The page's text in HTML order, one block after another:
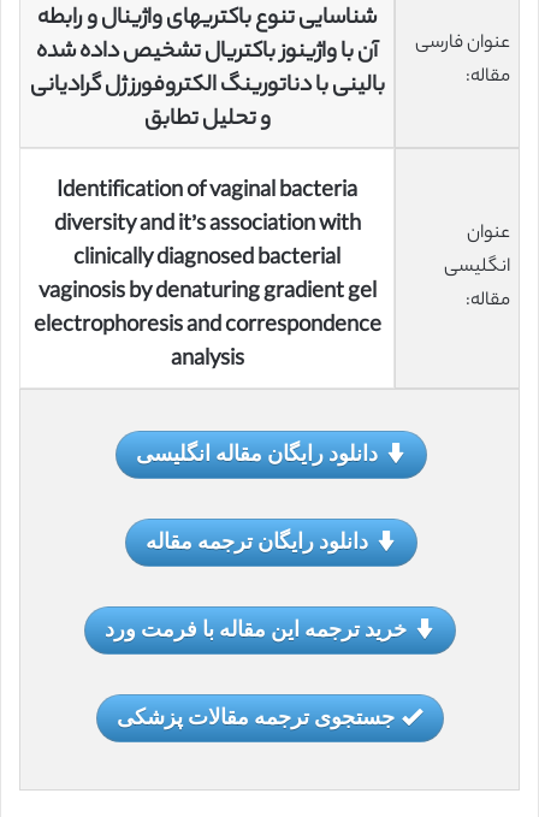
عنوان فارسی
مقاله:
شناسایی تنوع باکتریهای واژینال و رابطه
آن با واژینوز باکتریال تشخیص داده شده
بالینی با دناتورینگ الکتروفورز ژل گرادیانی
و تحلیل تطابق
عنوان
انگلیسی
مقاله:
Identification of vaginal bacteria
diversity and it’s association with
clinically diagnosed bacterial
vaginosis by denaturing gradient gel
electrophoresis and correspondence
analysis
دانلود رایگان مقاله انگلیسی
دانلود رایگان ترجمه مقاله
خرید ترجمه این مقاله با فرمت ورد
جستجوی ترجمه مقالات پزشکی